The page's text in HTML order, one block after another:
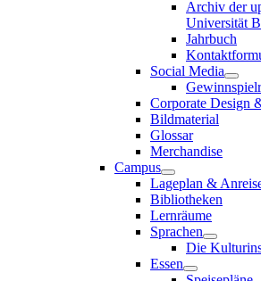
Archiv der
Universität
Jahrbuch
Social Media
Corporate Design
Bildmaterial
Glossar
Merchandise
Campus
Lageplan &
Bibliotheken
Lernräume
Sprachen
Die
Essen